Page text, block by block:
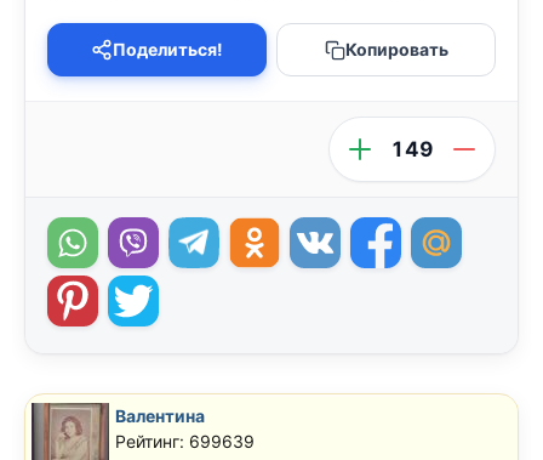
Поделиться! Копировать
149
Валентина
Рейтинг: 699639